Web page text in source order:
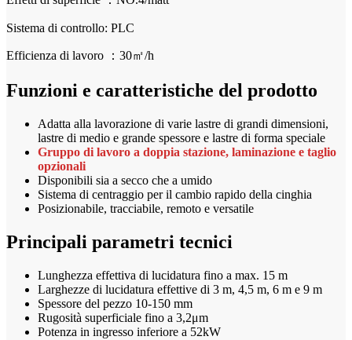
Sistema di controllo: PLC
Efficienza di lavoro ：30㎡/h
Funzioni e caratteristiche del prodotto
Adatta alla lavorazione di varie lastre di grandi dimensioni,
lastre di medio e grande spessore e lastre di forma speciale
Gruppo di lavoro a doppia stazione, laminazione e taglio
opzionali
Disponibili sia a secco che a umido
Sistema di centraggio per il cambio rapido della cinghia
Posizionabile, tracciabile, remoto e versatile
Principali parametri tecnici
Lunghezza effettiva di lucidatura fino a max. 15 m
Larghezze di lucidatura effettive di 3 m, 4,5 m, 6 m e 9 m
Spessore del pezzo 10-150 mm
Rugosità superficiale fino a 3,2μm
Potenza in ingresso inferiore a 52kW